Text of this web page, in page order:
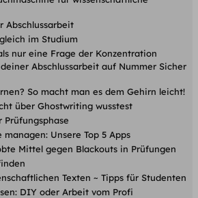
Abschlussarbeit
im Studium
nur eine Frage der Konzentration
Abschlussarbeit auf Nummer Sicher
So macht man es dem Gehirn leicht!
über Ghostwriting wusstest
Unsere Top 5 Apps
Mittel gegen Blackouts in Prüfungen
Texten ~ Tipps für Studenten
DIY oder Arbeit vom Profi